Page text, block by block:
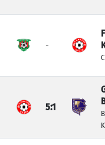
-
5:1